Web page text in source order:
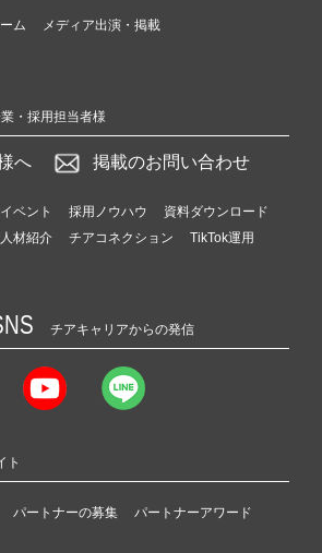
ム
メディア出演・掲載
・採用担当者様
へ 掲載のお問い合わせ
ベント 採用ノウハウ
資料ダウンロード
人材紹介 チアコネクション
TikTok運用
チアキャリアからの発信
ト
パートナーの募集 パートナーアワード